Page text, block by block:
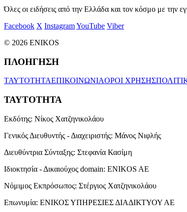
Όλες οι ειδήσεις από την Ελλάδα και τον κόσμο με την
Facebook X InstagramYouTube Viber
© 2026 ENIKOS
ΠΛΟΗΓΗΣΗ
ΤΑΥΤΟΤΗΤΑΕΠΙΚΟΙΝΩΝΙΑΟΡΟΙ ΧΡΗΣΗΣ
ΤΑΥΤΟΤΗΤΑ
Εκδότης: Νίκος Χατζηνικολάου
Γενικός Διευθυντής - Διαχειριστής: Μάνος Νιφλής
Διευθύντρια Σύνταξης: Στεφανία Κασίμη
Ιδιοκτησία - Δικαιούχος domain: ENIKOS AE
Νόμιμος Εκπρόσωπος: Στέργιος Χατζηνικολάου
Επωνυμία: ΕΝΙΚΟΣ ΥΠΗΡΕΣΙΕΣ ΔΙΑΔΙΚΤΥΟΥ ΑΕ